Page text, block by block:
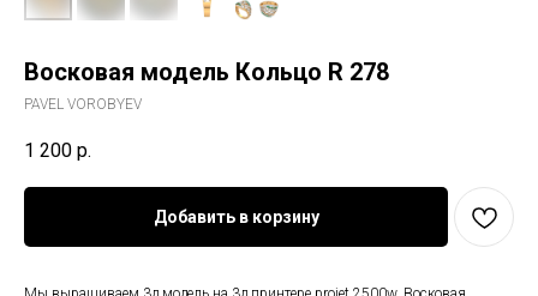
Восковая модель Кольцо R 278
PAVEL VOROBYEV
1 200 р.
Добавить в корзину